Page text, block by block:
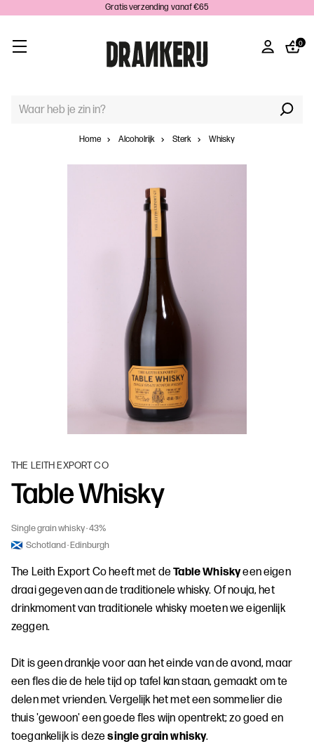
Gratis verzending vanaf €65
0
TREFWOORD
Home
Alcoholrijk Sterk Whisky
THE LEITH EXPORT CO
Table Whisky
Single grain whisky 43%
Schotland Edinburgh
The Leith Export Co heeft met deTable Whiskyeen eigen
draai gegeven aan de traditionele whisky. Of nouja, het
drinkmoment van traditionele whisky moeten we eigenlijk
zeggen.
Dit is geen drankje voor aan het einde van de avond, maar
een fles die de hele tijd op tafel kan staan, gemaakt om te
delen met vrienden. Vergelijk het met een sommelier die
thuis 'gewoon' een goede fles wijn opentrekt; zo goed en
toegankelijk is dezesingle grain whisky.